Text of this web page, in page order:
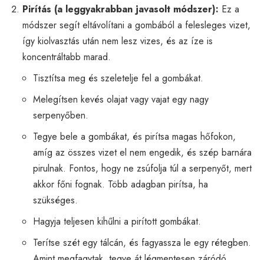
Pirítás (a leggyakrabban javasolt módszer): Ez a
módszer segít eltávolítani a gombából a felesleges vizet,
így kiolvasztás után nem lesz vizes, és az íze is
koncentráltabb marad.
Tisztítsa meg és szeletelje fel a gombákat.
Melegítsen kevés olajat vagy vajat egy nagy
serpenyőben.
Tegye bele a gombákat, és pirítsa magas hőfokon,
amíg az összes vizet el nem engedik, és szép barnára
pirulnak. Fontos, hogy ne zsúfolja túl a serpenyőt, mert
akkor főni fognak. Több adagban pirítsa, ha
szükséges.
Hagyja teljesen kihűlni a pirított gombákat.
Terítse szét egy tálcán, és fagyassza le egy rétegben.